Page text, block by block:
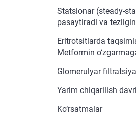
Statsionar (steady-
pasaytiradi va
Eritrotsitlarda
Metformin
Glomerulyar
Yarim chiqarilish
Ko‘rsatmalar